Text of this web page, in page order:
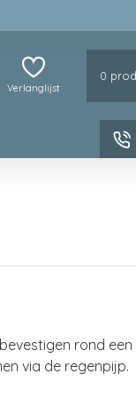
Verlanglijst
0
rond
via de regenpijp.